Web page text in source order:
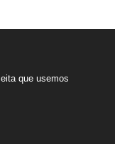
que usemos